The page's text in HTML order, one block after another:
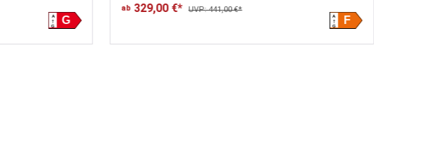
G
A
G
ab 329,00 €* UVP: 441,00 €*
F
A
G